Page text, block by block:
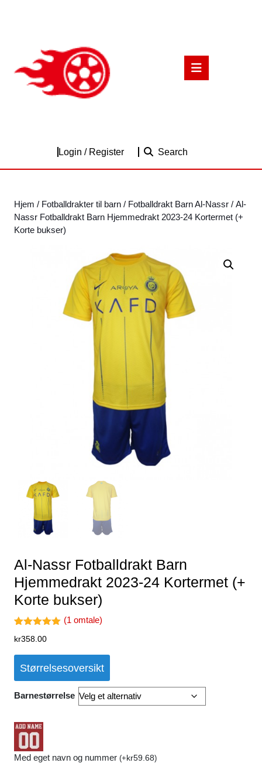
Login / RegisterLogin
Search
Hjem / Fotballdrakter til barn / Fotballdrakt Barn Al-Nassr / Al-
Nassr Fotballdrakt Barn Hjemmedrakt 2023-24 Kortermet (+
Korte bukser)
Al-Nassr Fotballdrakt Barn
Hjemmedrakt 2023-24 Kortermet (+
Korte bukser)
5.00av 5
ing
(1 omtale)
kr358.00
Størrelsesoversikt
Barnestørrelse
Med eget navn og nummer (+kr59.68)